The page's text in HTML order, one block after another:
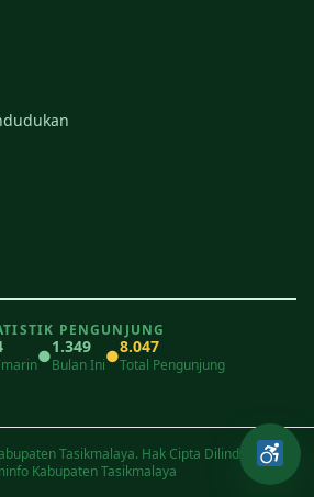
PENGUNJUNG
●1.349
Bulan Ini●8.047
Total Pengunjung
Tasikmalaya. Hak Cipta Dilindungi.
Kabupaten Tasikmalaya